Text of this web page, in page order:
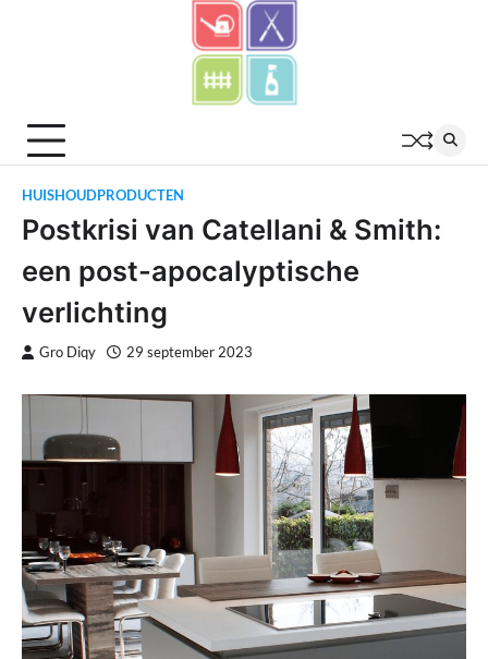
HUISHOUDPRODUCTEN
Postkrisi van Catellani & Smith:
een post-apocalyptische
verlichting
Gro Diqy 29 september 2023